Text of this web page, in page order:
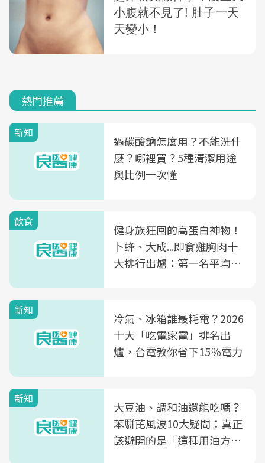
熱門推薦
新知
過碳酸鈉怎麼用？不能洗什
麼？哪裡買？5種清潔用途
與比例一次懂
飲食
健身族狂囤的高蛋白神物！
卜蜂、大成...即食雞胸肉十
大排行出爐：第一名平均一
新知
冷氣、冰箱誰最耗電？2026
十大「吃電家電」排名出
爐，台電教你省下15％電力
新知
大豆油、調和油還能吃嗎？
苯駢芘風波10大疑問：真正
該避開的是「這種用油方